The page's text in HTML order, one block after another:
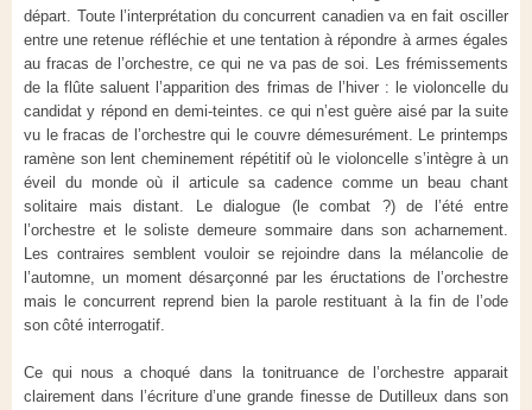
départ. Toute l’interprétation du concurrent canadien va en fait osciller
entre une retenue réfléchie et une tentation à répondre à armes égales
au fracas de l’orchestre, ce qui ne va pas de soi. Les frémissements
de la flûte saluent l’apparition des frimas de l’hiver : le violoncelle du
candidat y répond en demi-teintes. ce qui n’est guère aisé par la suite
vu le fracas de l’orchestre qui le couvre démesurément. Le printemps
ramène son lent cheminement répétitif où le violoncelle s’intègre à un
éveil du monde où il articule sa cadence comme un beau chant
solitaire mais distant. Le dialogue (le combat ?) de l’été entre
l’orchestre et le soliste demeure sommaire dans son acharnement.
Les contraires semblent vouloir se rejoindre dans la mélancolie de
l’automne, un moment désarçonné par les éructations de l’orchestre
mais le concurrent reprend bien la parole restituant à la fin de l’ode
son côté interrogatif.
Ce qui nous a choqué dans la tonitruance de l’orchestre apparait
clairement dans l’écriture d’une grande finesse de Dutilleux dans son